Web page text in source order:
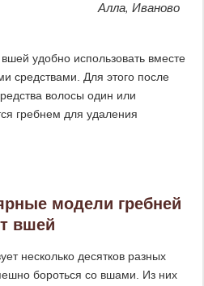
Алла, Иваново
удобно использовать вместе
средствами. Для этого после
волосы один или
гребнем для удаления
модели гребней
вшей
несколько десятков разных
бороться со вшами. Из них